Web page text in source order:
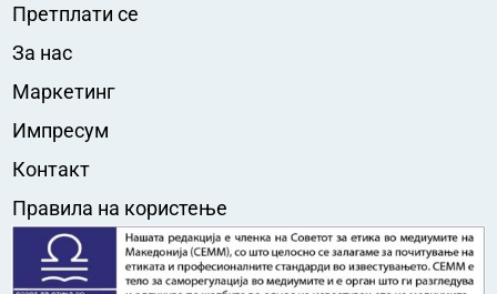
Претплати се
За нас
Маркетинг
Импресум
Контакт
Правила на користење